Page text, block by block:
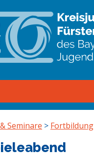
Seminare > Fortbildung